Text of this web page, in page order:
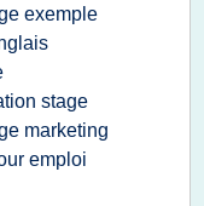
exemple
stage
marketing
emploi